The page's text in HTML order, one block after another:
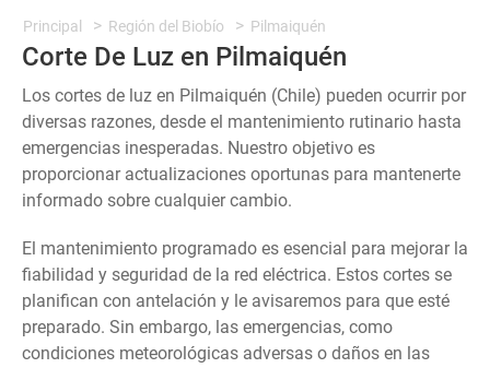
Principal Región del Biobío Pilmaiquén
Corte De Luz en Pilmaiquén
Los cortes de luz en Pilmaiquén (Chile) pueden ocurrir por
diversas razones, desde el mantenimiento rutinario hasta
emergencias inesperadas. Nuestro objetivo es
proporcionar actualizaciones oportunas para mantenerte
informado sobre cualquier cambio.
El mantenimiento programado es esencial para mejorar la
fiabilidad y seguridad de la red eléctrica. Estos cortes se
planifican con antelación y le avisaremos para que esté
preparado. Sin embargo, las emergencias, como
condiciones meteorológicas adversas o daños en las